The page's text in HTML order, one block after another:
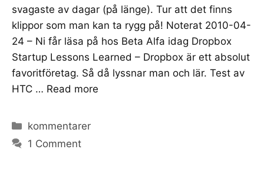
svagaste av dagar (på länge). Tur att det finns
klippor som man kan ta rygg på! Noterat 2010-04-
24 – Ni får läsa på hos Beta Alfa idag Dropbox
Startup Lessons Learned – Dropbox är ett absolut
favoritföretag. Så då lyssnar man och lär. Test av
HTC … Read more
Categories
kommentarer
1 Comment